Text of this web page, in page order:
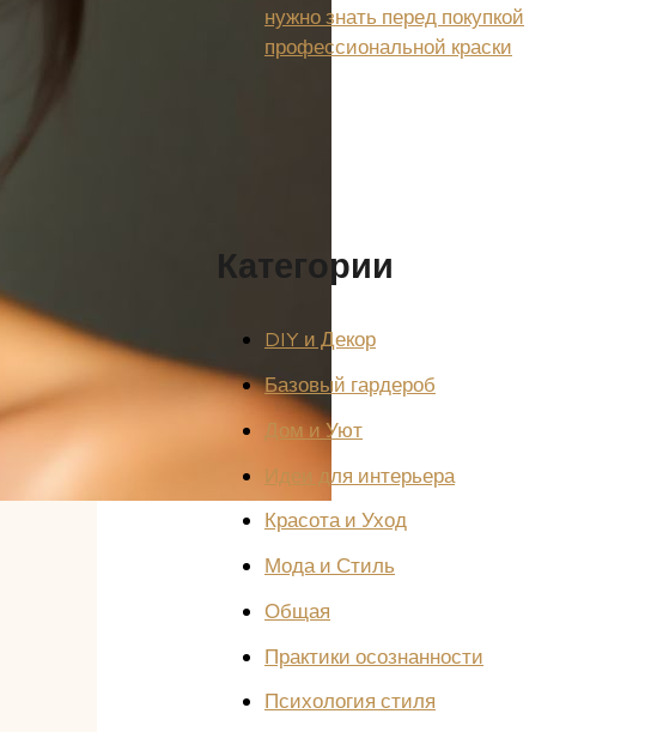
нужно знать перед покупкой
профессиональной краски
Категории
DIY и Декор
Базовый гардероб
Дом и Уют
Идеи для интерьера
Красота и Уход
Мода и Стиль
Общая
Практики осознанности
Психология стиля